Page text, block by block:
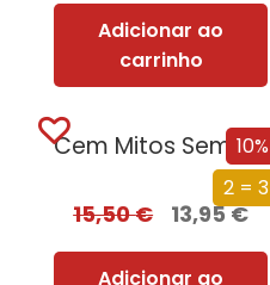
Adicionar ao
carrinho
10%
2 = 3
Cem Mitos Sem Lógica
15,50€ 13,95€
Adicionar ao